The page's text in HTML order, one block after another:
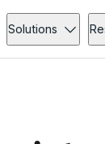
Solutions